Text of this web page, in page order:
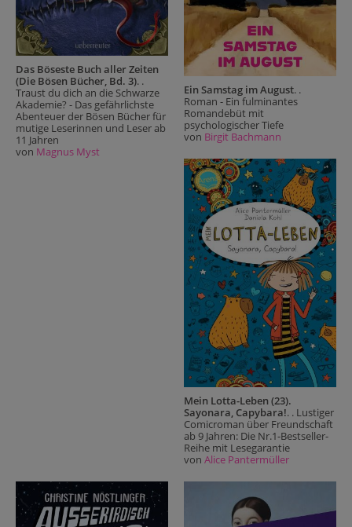
Das Böseste Buch aller Zeiten
(Die Bösen Bücher, Bd. 3). .
Traust du dich an die Schwarze
Akademie? - Das gefährlichste
Abenteuer der Bösen Bücher für
mutige Leserinnen und Leser ab
11 Jahren
von Magnus Myst
Ein Samstag im August. .
Roman - Ein fulminantes
Romandebüt mit
psychologischer Tiefe
von Birgit Bachmann
Mein Lotta-Leben (23).
Sayonara, Capybara!. . Lustiger
Comicroman über Freundschaft
ab 9 Jahren: Die Nr.1-Bestseller-
Reihe mit Lesegarantie
von Alice Pantermüller